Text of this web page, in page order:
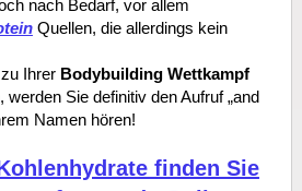
nach Bedarf, vor allem
Quellen, die allerdings kein
Ihrer Bodybuilding Wettkampf
Sie definitiv den Aufruf „and
Namen hören!
finden Sie